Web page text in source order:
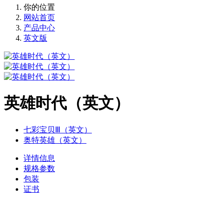
你的位置
网站首页
产品中心
英文版
英雄时代（英文）
七彩宝贝Ⅲ（英文）
奥特英雄（英文）
详情信息
规格参数
包装
证书